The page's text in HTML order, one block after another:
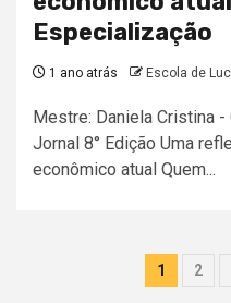
Especialização
1 ano atrás Escola de
Mestre: Daniela Cristina -
Jornal 8° Edição Uma
econômico atual Quem...
1 2